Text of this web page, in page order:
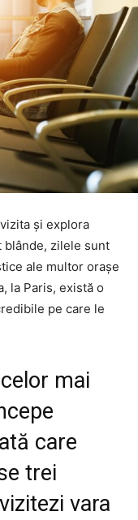
și explora
blânde, zilele sunt
ale multor orașe
la Paris, există o
pe care le
mai
care
trei
vara